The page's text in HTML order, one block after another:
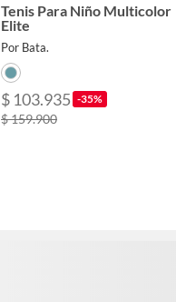
Tenis Para Niño Multicolor
Elite
Por Bata.
$ 103.935 -35%
$ 159.900